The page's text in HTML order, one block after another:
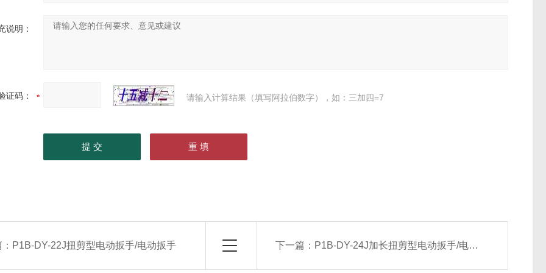
说明：
证码： 请输入计算结果（填写阿拉伯数字），如：三加四=7
P1B-DY-22J扭剪型电动扳手/电动扳手 下一篇： P1B-DY-24J加长扭剪型电动扳手/电动扳手